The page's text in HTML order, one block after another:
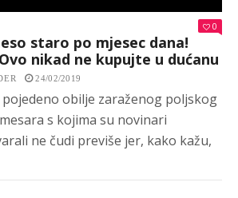
0
staro po mjesec dana!
nikad ne kupujte u dućanu
24/02/2019
obilje zaraženog poljskog
s kojima su novinari
ne čudi previše jer, kako kažu,